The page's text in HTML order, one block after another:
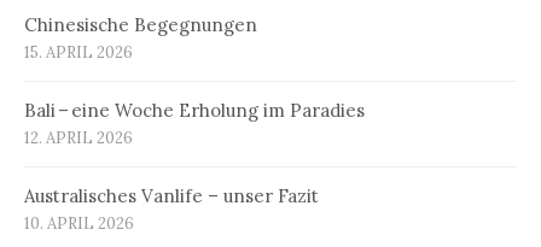
Chinesische Begegnungen
15. APRIL 2026
Bali – eine Woche Erholung im Paradies
12. APRIL 2026
Australisches Vanlife – unser Fazit
10. APRIL 2026